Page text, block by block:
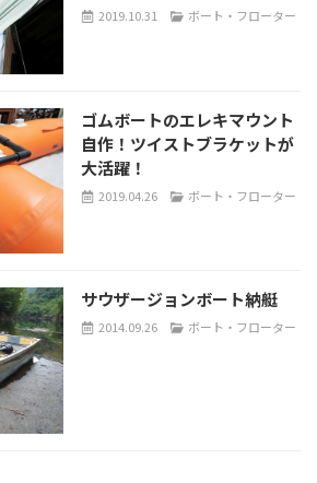
2019.10.31 ボート・フローター
ゴムボートのエレキマウント
自作！ツイストブラケットが
大活躍！
2019.04.26 ボート・フローター
サウザージョンボート納艇
2014.09.26 ボート・フローター